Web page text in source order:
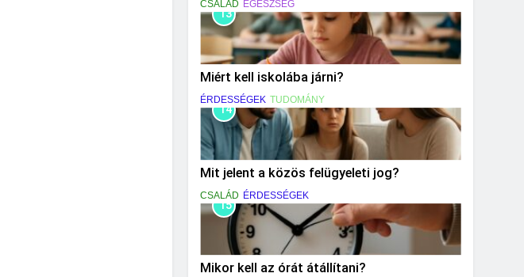
CSALÁD EGÉSZSÉG
13
Miért kell iskolába járni?
ÉRDESSÉGEK TUDOMÁNY
14
Mit jelent a közös felügyeleti jog?
CSALÁD ÉRDESSÉGEK
15
Mikor kell az órát átállítani?